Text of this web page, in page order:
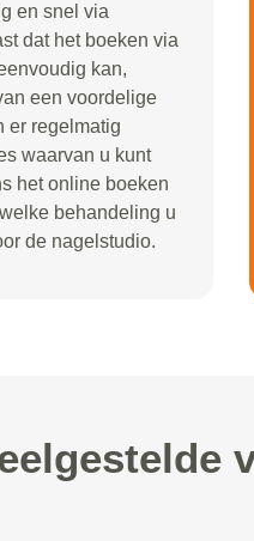
en snel via
dat het boeken via
kan,
een voordelige
er regelmatig
waarvan u kunt
het online boeken
behandeling u
de nagelstudio.